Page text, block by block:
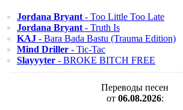
Jordana Bryant - Too Little Too Late
Jordana Bryant - Truth Is
KAJ - Bara Bada Bastu (Trauma Edition)
Mind Driller - Tic-Tac
Slayyyter - BROKE BITCH FREE
Переводы песен
от 06.08.2026: